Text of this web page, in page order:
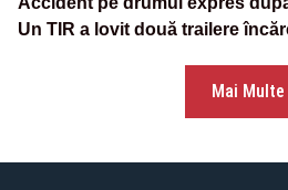
Un TIR a lovit două trailere
Mai Multe